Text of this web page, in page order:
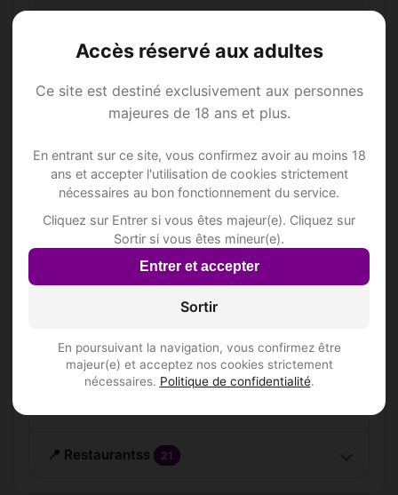
Accès réservé aux adultes
Ce site est destiné exclusivement aux personnes
majeures de 18 ans et plus.
En entrant sur ce site, vous confirmez avoir au moins 18
ans et accepter l'utilisation de cookies strictement
nécessaires au bon fonctionnement du service.
Cliquez sur Entrer si vous êtes majeur(e). Cliquez sur
Sortir si vous êtes mineur(e).
Entrer et accepter
Sortir
En poursuivant la navigation, vous confirmez être
majeur(e) et acceptez nos cookies strictement
nécessaires. Politique de confidentialité.
📍 Hôtelss 5
CHIRO LOZEN
Kerkhofstraat 32
LEEFJENATUUR
Luysenweg 2/A
SLOERODOE
Dorpsstraat 47
Inscris-toi pour voir le n°
WAGTHO - VILLA DE KEMPEN
📍 Restaurantss 21